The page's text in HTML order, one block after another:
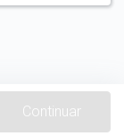
Continuar